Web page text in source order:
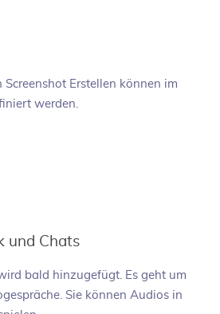
Erstellen können im
werden.
und Chats
bald hinzugefügt. Es geht um
Sie können Audios in